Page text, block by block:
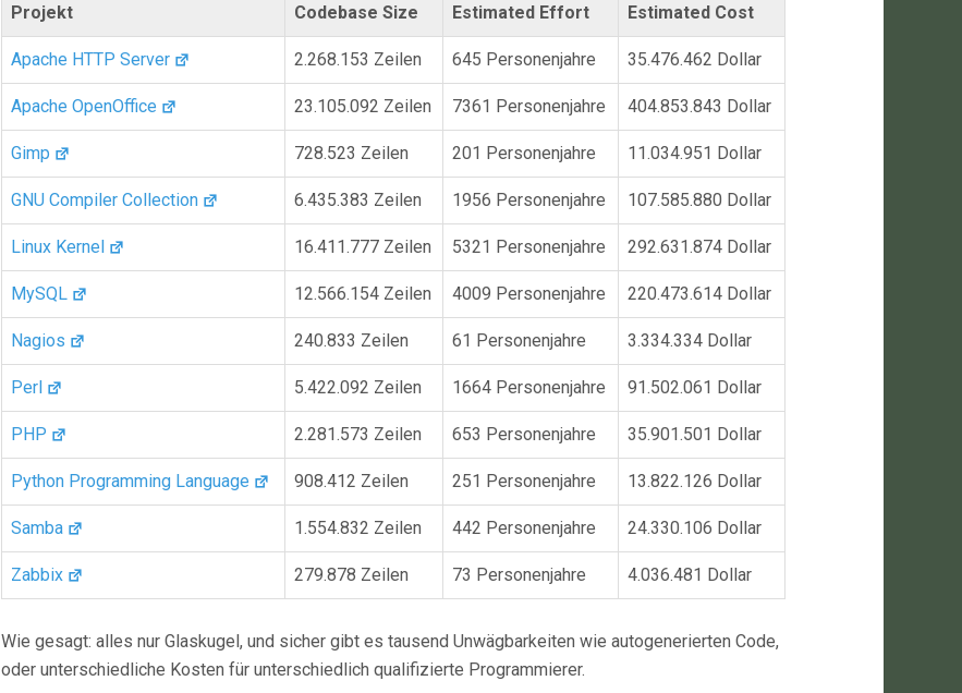
Projekt Codebase Size Estimated Effort Estimated Cost
Apache HTTP Server 2.268.153 Zeilen 645 Personenjahre 35.476.462 Dollar
Apache OpenOffice 23.105.092 Zeilen 7361 Personenjahre 404.853.843 Dollar
Gimp 728.523 Zeilen 201 Personenjahre 11.034.951 Dollar
GNU Compiler Collection 6.435.383 Zeilen 1956 Personenjahre 107.585.880 Dollar
Linux Kernel 16.411.777 Zeilen 5321 Personenjahre 292.631.874 Dollar
MySQL 12.566.154 Zeilen 4009 Personenjahre 220.473.614 Dollar
Nagios 240.833 Zeilen 61 Personenjahre 3.334.334 Dollar
Perl 5.422.092 Zeilen 1664 Personenjahre 91.502.061 Dollar
PHP 2.281.573 Zeilen 653 Personenjahre 35.901.501 Dollar
Python Programming Language 908.412 Zeilen 251 Personenjahre 13.822.126 Dollar
Samba 1.554.832 Zeilen 442 Personenjahre 24.330.106 Dollar
Zabbix 279.878 Zeilen 73 Personenjahre 4.036.481 Dollar
Wie gesagt: alles nur Glaskugel, und sicher gibt es tausend Unwägbarkeiten wie autogenerierten Code,
oder unterschiedliche Kosten für unterschiedlich qualifizierte Programmierer.